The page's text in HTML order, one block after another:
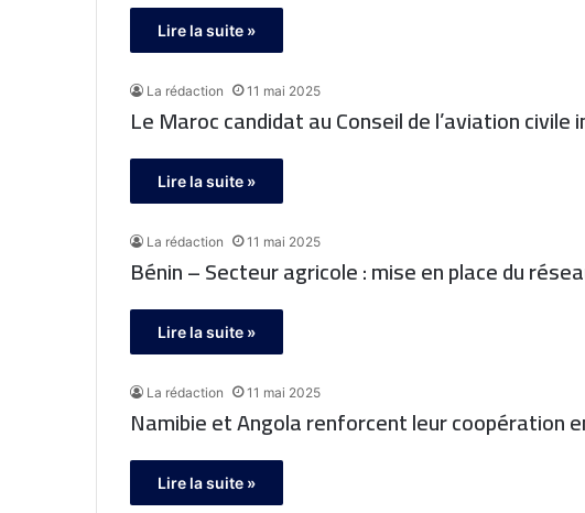
Lire la suite »
La rédaction 11 mai 2025
Le Maroc candidat au Conseil de l’aviation
Lire la suite »
La rédaction 11 mai 2025
Bénin – Secteur agricole : mise en place du
Lire la suite »
La rédaction 11 mai 2025
Namibie et Angola renforcent leur coopération
Lire la suite »